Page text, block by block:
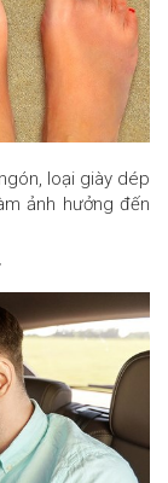
loại giày dép
ảnh hưởng đến